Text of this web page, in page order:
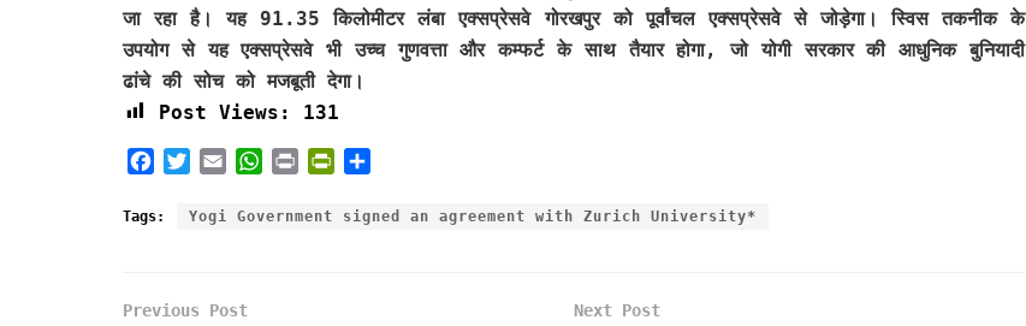
जा रहा है। यह 91.35 किलोमीटर लंबा एक्सप्रेसवे गोरखपुर को पूर्वांचल एक्सप्रेसवे से जोड़ेगा। स्विस तकनीक के
उपयोग से यह एक्सप्रेसवे भी उच्च गुणवत्ता और कम्फर्ट के साथ तैयार होगा, जो योगी सरकार की आधुनिक बुनियादी
ढांचे की सोच को मजबूती देगा।
Post Views:
131
c
o
i
r
a
a
i
i
a
Tags: Yogi Government signed an agreement with Zurich University*
Previous Post Next Post